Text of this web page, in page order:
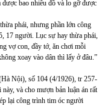
được bao nhiêu đồ và lo gỡ được
phái, nhưng phần lớn công
17 người. Lục sự hay thừa phái,
vợ con, đầy tớ, ăn chơi mỗi
xoay vào dân thì lấy ở đâu.”
Nội), số 104 (4/1926), tr 257-
và cho mượn bản luận án rất
lại công trình tim óc người